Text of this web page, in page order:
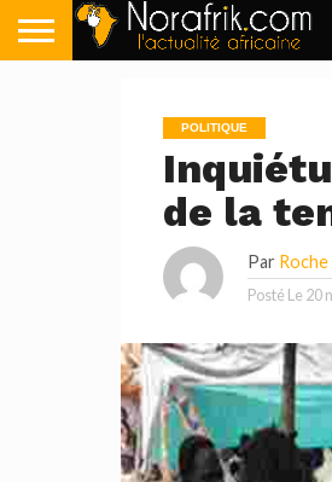
POLITIQUE
de la
Par
Posté Le 20